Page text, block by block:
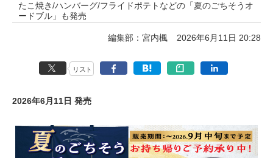
たこ焼き/ハンバーグ/フライドポテトなどの「夏のごちそうオ
ードブル」も発売
編集部：宮内楓 2026年6月11日 20:28
リスト
2026年6月11日 発売